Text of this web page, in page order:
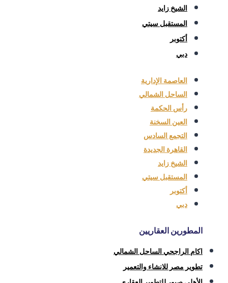
الشيخ زايد
المستقبل سيتي
أكتوبر
دبي
العاصمة الإدارية
الساحل الشمالي
رأس الحكمة
العين السخنة
التجمع السادس
القاهرة الجديدة
الشيخ زايد
المستقبل سيتي
أكتوبر
دبي
المطورين العقاريين
اكام الراجحي الساحل الشمالي
تطوير مصر للانشاء والتعمير